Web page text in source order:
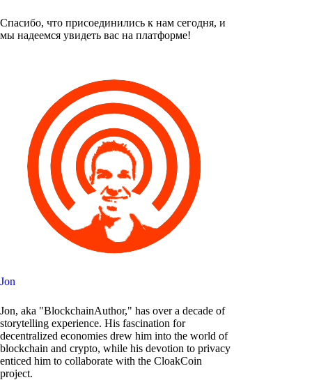
Спасибо, что присоединились к нам сегодня, и
мы надеемся увидеть вас на платформе!
Jon
Jon, aka "BlockchainAuthor," has over a decade of
storytelling experience. His fascination for
decentralized economies drew him into the world of
blockchain and crypto, while his devotion to privacy
enticed him to collaborate with the CloakCoin
project.